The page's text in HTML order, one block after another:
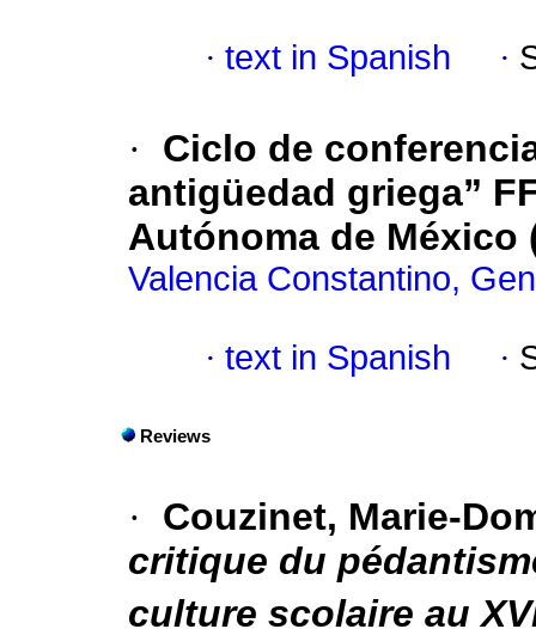
· text in Spanish ·
·
Ciclo de
antigüedad griega”
Autónoma de México
Valencia Constantino,
· text in Spanish ·
Reviews
·
Couzinet, Marie-
critique du
culture scolaire au